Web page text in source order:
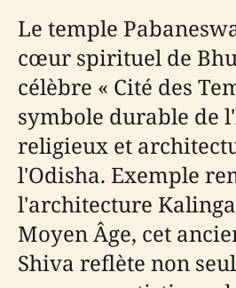
Le temple
cœur spirituel de
célèbre « Cité des
symbole durable de
religieux et
l'Odisha. Exemple
l'architecture
Moyen Âge, cet
Shiva reflète non